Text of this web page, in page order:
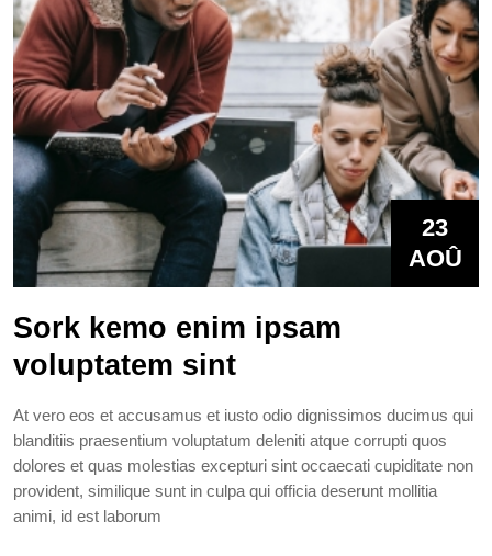
23
AOÛ
Sork kemo enim ipsam
voluptatem sint
At vero eos et accusamus et iusto odio dignissimos ducimus qui
blanditiis praesentium voluptatum deleniti atque corrupti quos
dolores et quas molestias excepturi sint occaecati cupiditate non
provident, similique sunt in culpa qui officia deserunt mollitia
animi, id est laborum